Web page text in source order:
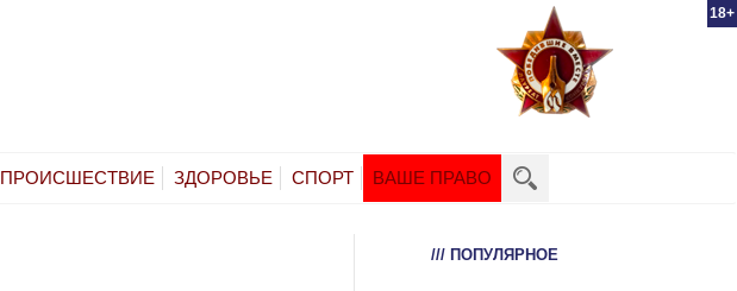
18+
ПРОИСШЕСТВИЕ ЗДОРОВЬЕ СПОРТ ВАШЕ ПРАВО
/// ПОПУЛЯРНОЕ